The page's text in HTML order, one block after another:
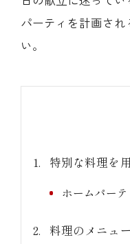
パーティを計画さ
い。
特別な料理を
ホームパー
料理のメニュ